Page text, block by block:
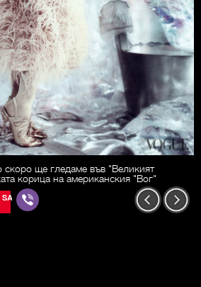
ще гледаме във "Великият
корица на американския "Вог"
SAVE